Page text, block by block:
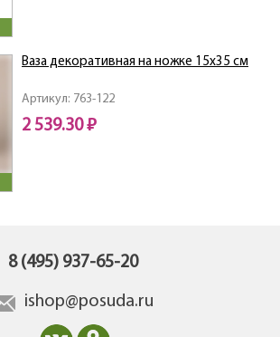
Артикул: 763-122
Ваза декоративная на ножке 15х35 см
2 539.30 ₽
8 (495) 937-65-20
ishop@posuda.ru